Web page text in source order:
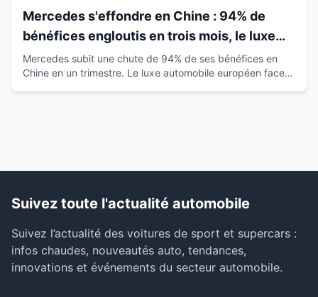
Mercedes s'effondre en Chine : 94% de
bénéfices engloutis en trois mois, le luxe
européen vacille
Mercedes subit une chute de 94% de ses bénéfices en
Chine en un trimestre. Le luxe automobile européen face à
Suivez toute l'actualité automobile
Suivez l’actualité des voitures de sport et supercars :
infos chaudes, nouveautés auto, tendances,
innovations et événements du secteur automobile.